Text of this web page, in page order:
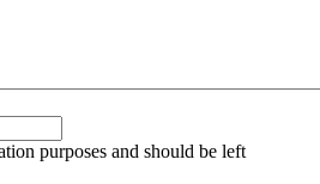
purposes and should be left